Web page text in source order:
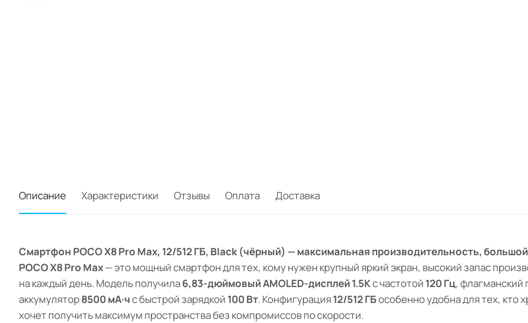
Описание Характеристики Отзывы Оплата Доставка
Смартфон POCO X8 Pro Max, 12/512 ГБ, Black (чёрный) — максимальная производительность,
POCO X8 Pro Max— это мощный смартфон для тех, кому нужен крупный яркий экран, высокий запас
на каждый день. Модель получила6,83-дюймовый AMOLED-дисплей 1.5Kс частотой 120 Гц, флагманский
аккумулятор8500 мА·чс быстрой зарядкой 100 Вт. Конфигурация12/512 ГБособенно удобна для тех, кто
хочет получить максимум пространства без компромиссов по скорости.